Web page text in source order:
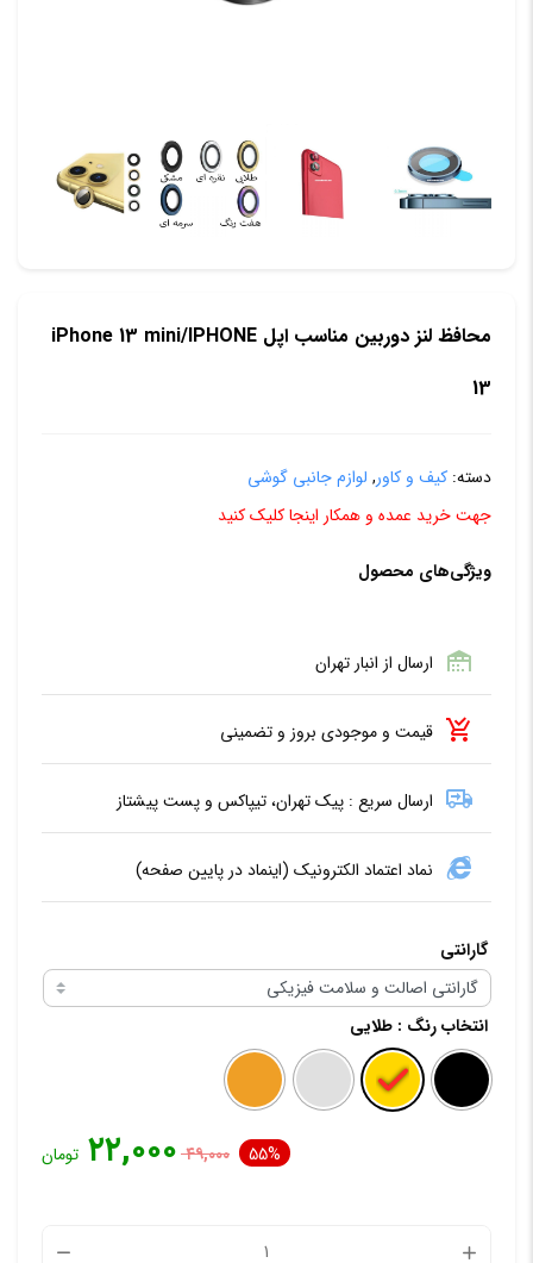
محافظ لنز دوربین مناسب اپل iPhone 13 mini/IPHONE
13
دسته: کیف و کاور, لوازم جانبی گوشی
جهت خرید عمده و همکار اینجا کلیک کنید
ویژگی‌های محصول
ارسال از انبار تهران
قیمت و موجودی بروز و تضمینی
ارسال سریع : پیک تهران، تیپاکس و پست پیشتاز
نماد اعتماد الکترونیک (اینماد در پایین صفحه)
گارانتی
انتخاب رنگ : طلایی
55% ۴۹,۰۰۰ ۲۲,۰۰۰ تومان